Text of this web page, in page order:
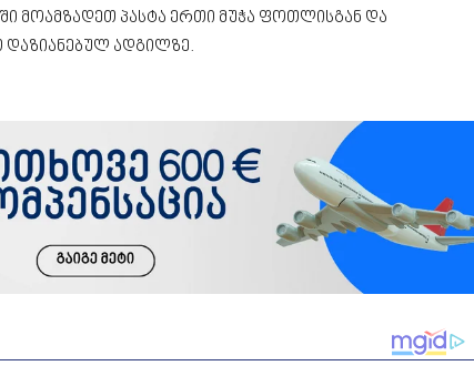
მოამზადეთ პასტა ერთი მუჭა ფოთლისგან და
დაზიანებულ ადგილზე.